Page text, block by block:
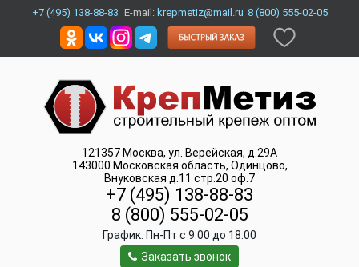
+7 (495) 138-88-83 E-mail: krepmetiz@mail.ru 8 (800) 555-02-05
121357 Москва, ул. Верейская, д.29А
143000 Московская область, Одинцово,
Внуковская д.11 стр.20 оф.7
+7 (495) 138-88-83
8 (800) 555-02-05
График: Пн-Пт c 9:00 до 18:00
Заказать звонок